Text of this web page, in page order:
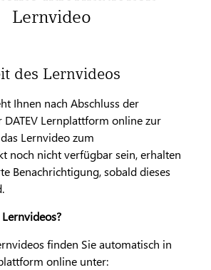
Lernvideo
des Lernvideos
Ihnen nach Abschluss der
DATEV Lernplattform online zur
Lernvideo zum
noch nicht verfügbar sein, erhalten
Benachrichtigung, sobald dieses
finden Sie automatisch in
online unter: